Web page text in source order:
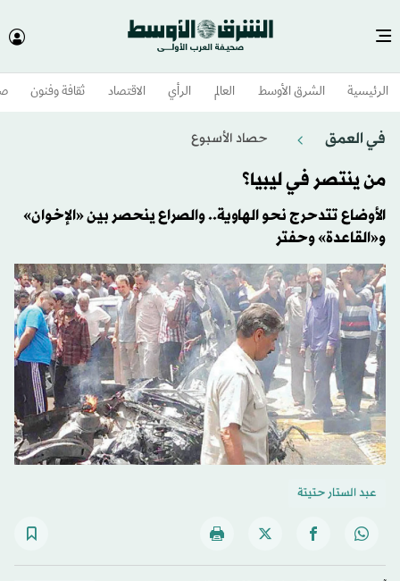
الرئيسية الشرق الأوسط​ العالم الرأي الاقتصاد ثقافة وفنون
في العمق حصاد الأسبوع
من ينتصر في ليبيا؟
الأوضاع تتدحرج نحو الهاوية.. والصراع ينحصر بين «الإخوان»
و«القاعدة» وحفتر
عبد الستار حتيتة